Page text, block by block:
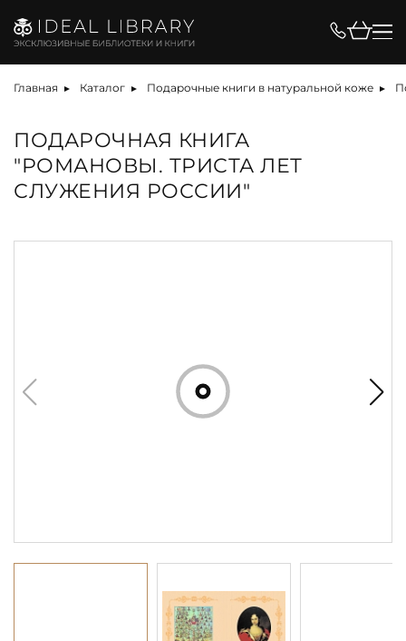
Главная Каталог Подарочные книги в натуральной коже
ПОДАРОЧНАЯ КНИГА
"РОМАНОВЫ. ТРИСТА ЛЕТ
СЛУЖЕНИЯ РОССИИ"